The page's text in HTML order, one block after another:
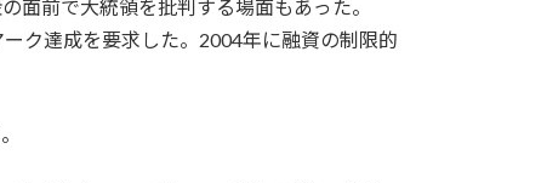
面前で大統領を批判する場面もあった。
ク達成を要求した。2004年に融資の制限的